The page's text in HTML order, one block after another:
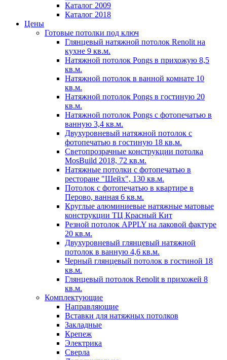
Каталог 2009
Каталог 2018
Цены
Готовые потолки под ключ
Глянцевый натяжной потолок Renolit на
кухне 9 кв.м.
Натяжной потолок Pongs в прихожую 8,5
кв.м.
Натяжной потолок в ванной комнате 10
кв.м.
Натяжной потолок Pongs в гостиную 20
кв.м.
Натяжной потолок Pongs с фотопечатью в
ванную 3,4 кв.м.
Двухуровневый натяжной потолок с
фотопечатью в гостиную 18 кв.м.
Светопрозрачные конструкции потолка
MosBuild 2018, 72 кв.м.
Натяжные потолки с фотопечатью в
ресторане "Шейх", 130 кв.м.
Потолок с фотопечатью в квартире в
Перово, ванная 6 кв.м.
Круглые алюминиевые натяжные матовые
конструкции ТЦ Красный Кит
Резной потолок APPLY на лаковой фактуре
20 кв.м.
Двухуровневый глянцевый натяжной
потолок в ванную 4,6 кв.м.
Черный глянцевый потолок в гостиной 18
кв.м.
Глянцевый потолок Renolit в прихожей 8
кв.м.
Комплектующие
Направляющие
Вставки для натяжных потолков
Закладные
Крепеж
Электрика
Сверла